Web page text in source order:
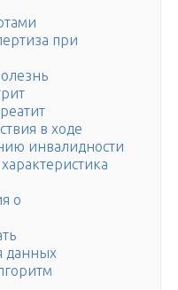
при
в ходе
инвалидности
о
данных